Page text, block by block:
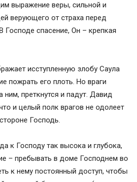
выражение веры, сильной и
верующего от страха перед
Господе спасение, Он – крепкая
исступленную злобу Саула
пожрать его плоть. Но враги
преткнутся и падут. Давид
и целый полк врагов не одолеет
Господь.
к Господу так высока и глубока,
– пребывать в доме Господнем во
к нему постоянный доступ, чтобы